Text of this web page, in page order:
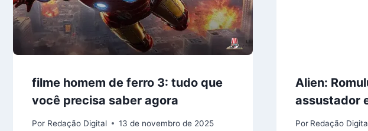
filme homem de ferro 3: tudo que
você precisa saber agora
Por Redação Digital 13 de novembro de 2025
Alien:
assustador
Por Redação